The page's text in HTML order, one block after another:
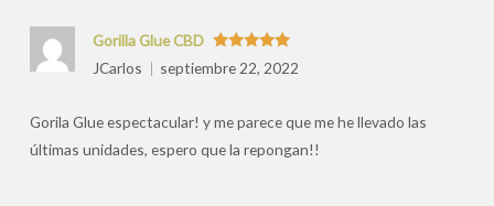
Valorado
con5de 5
Gorilla Glue CBD
JCarlos
septiembre 22, 2022
Gorila Glue espectacular! y me parece que me he llevado las
últimas unidades, espero que la repongan!!